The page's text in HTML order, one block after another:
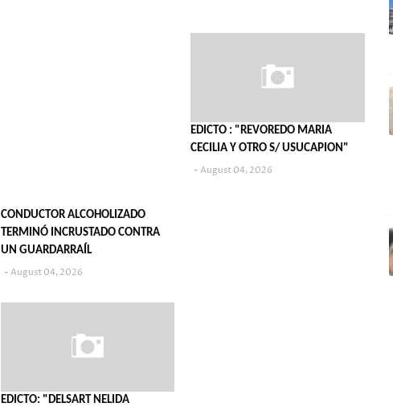
CONDUCTOR ALCOHOLIZADO
TERMINÓ INCRUSTADO CONTRA
UN GUARDARRAÍL
August 04, 2026
EDICTO : "REVOREDO MARIA
CECILIA Y OTRO S/ USUCAPION"
August 04, 2026
EDICTO: "DELSART NELIDA